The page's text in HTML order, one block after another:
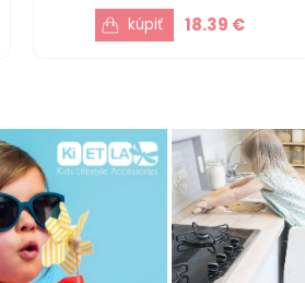
18.39 €